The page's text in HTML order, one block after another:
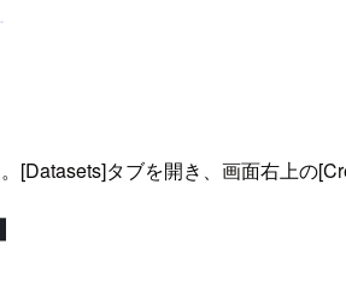
タブを開き、画面右上の